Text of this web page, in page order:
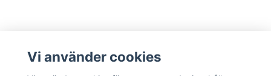
Vi använder cookies